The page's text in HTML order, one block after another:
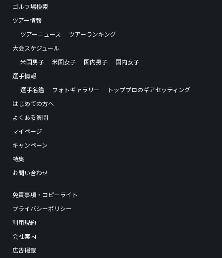
ゴルフ場検索
ツアー情報
ツアーニュース
ツアーランキング
大会スケジュール
米国男子
米国女子 国内男子
国内女子
選手情報
選手名鑑
フォトギャラリー
トッププロのギアセッティング
はじめての方へ
よくある質問
マイページ
キャンペーン
特集
お問い合わせ
免責事項・コピーライト
プライバシーポリシー
利用規約
会社案内
広告掲載